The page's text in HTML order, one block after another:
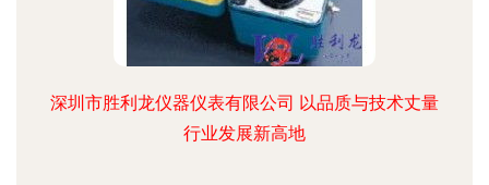
深圳市胜利龙仪器仪表有限公司 以品质与技术丈量
行业发展新高地